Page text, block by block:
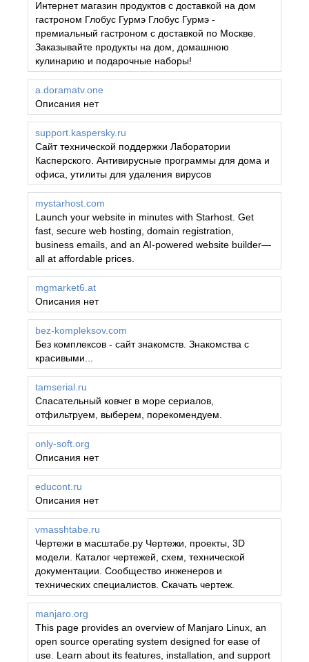
Интернет магазин продуктов с доставкой на дом
гастроном Глобус Гурмэ Глобус Гурмэ -
премиальный гастроном с доставкой по Москве.
Заказывайте продукты на дом, домашнюю
кулинарию и подарочные наборы!
a.doramatv.one
Описания нет
support.kaspersky.ru
Сайт технической поддержки Лаборатории
Касперского. Антивирусные программы для дома и
офиса, утилиты для удаления вирусов
mystarhost.com
Launch your website in minutes with Starhost. Get
fast, secure web hosting, domain registration,
business emails, and an AI-powered website builder—
all at affordable prices.
mgmarket6.at
Описания нет
bez-kompleksov.com
Без комплексов - сайт знакомств. Знакомства с
красивыми...
tamserial.ru
Спасательный ковчег в море сериалов,
отфильтруем, выберем, порекомендуем.
only-soft.org
Описания нет
educont.ru
Описания нет
vmasshtabe.ru
Чертежи в масштабе.ру Чертежи, проекты, 3D
модели. Каталог чертежей, схем, технической
документации. Сообщество инженеров и
технических специалистов. Скачать чертеж.
manjaro.org
This page provides an overview of Manjaro Linux, an
open source operating system designed for ease of
use. Learn about its features, installation, and support